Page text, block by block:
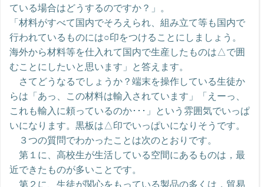
ている場合はどうするのですか？」。
「材料がすべて国内でそろえられ、組み立て等も国内で
行われているものには○印をつけることにしましょう。
海外から材料等を仕入れて国内で生産したものは△で囲
むことにしたいと思います」と答えます。
さてどうなるでしょうか？端末を操作している生徒か
らは「あっ、この材料は輸入されています」「えーっ、
これも輸入に頼っているのか･･･」という雰囲気でいっぱ
いになります。黒板は△印でいっぱいになりそうです。
３つの質問でわかったことは次のとおりです。
第１に、高校生が生活している空間にあるものは，最
近できたものが多いことです。
第２に、生徒が関心をもっている製品の多くは，貿易